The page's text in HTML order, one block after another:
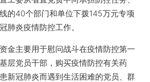
的40个部门和单位下拨145万元专项
肺炎疫情防控工作。
主要用于慰问战斗在疫情防控第一
层党员干部，购买疫情防控有关药
新冠肺炎而遇到生活困难的党员、群